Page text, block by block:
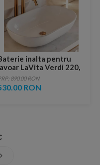
inalta pentru
LaVita Verdi 220,
ventil, brushed
890.00 RON
RON